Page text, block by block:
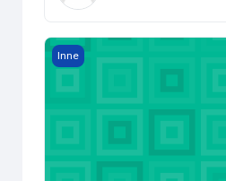
Matematyka (Geologia) 25/26L
Inne